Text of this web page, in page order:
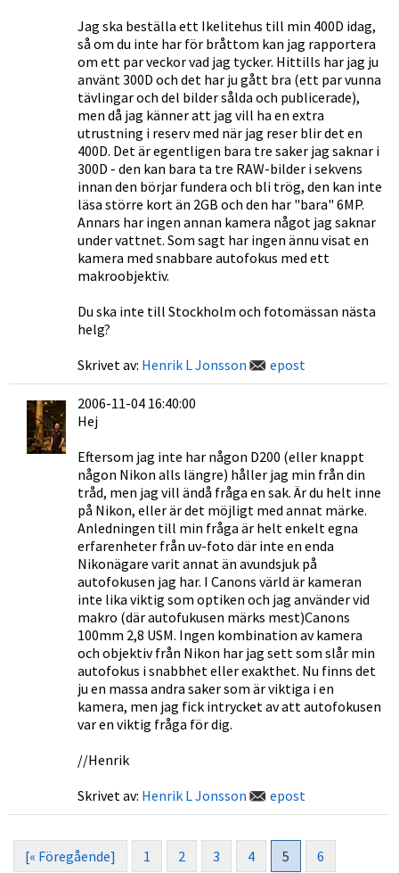
Jag ska beställa ett Ikelitehus till min 400D idag,
så om du inte har för bråttom kan jag rapportera
om ett par veckor vad jag tycker. Hittills har jag ju
använt 300D och det har ju gått bra (ett par vunna
tävlingar och del bilder sålda och publicerade),
men då jag känner att jag vill ha en extra
utrustning i reserv med när jag reser blir det en
400D. Det är egentligen bara tre saker jag saknar i
300D - den kan bara ta tre RAW-bilder i sekvens
innan den börjar fundera och bli trög, den kan inte
läsa större kort än 2GB och den har "bara" 6MP.
Annars har ingen annan kamera något jag saknar
under vattnet. Som sagt har ingen ännu visat en
kamera med snabbare autofokus med ett
makroobjektiv.
Du ska inte till Stockholm och fotomässan nästa
helg?
Skrivet av: Henrik L Jonsson epost
2006-11-04 16:40:00
Hej
Eftersom jag inte har någon D200 (eller knappt
någon Nikon alls längre) håller jag min från din
tråd, men jag vill ändå fråga en sak. Är du helt inne
på Nikon, eller är det möjligt med annat märke.
Anledningen till min fråga är helt enkelt egna
erfarenheter från uv-foto där inte en enda
Nikonägare varit annat än avundsjuk på
autofokusen jag har. I Canons värld är kameran
inte lika viktig som optiken och jag använder vid
makro (där autofukusen märks mest)Canons
100mm 2,8 USM. Ingen kombination av kamera
och objektiv från Nikon har jag sett som slår min
autofokus i snabbhet eller exakthet. Nu finns det
ju en massa andra saker som är viktiga i en
kamera, men jag fick intrycket av att autofokusen
var en viktig fråga för dig.
//Henrik
Skrivet av: Henrik L Jonsson epost
[« Föregående] 1 2 3 4 5 6